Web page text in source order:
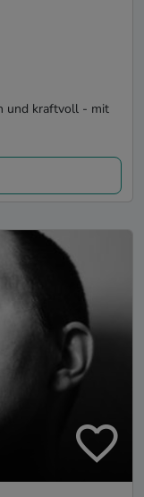
und kraftvoll - mit